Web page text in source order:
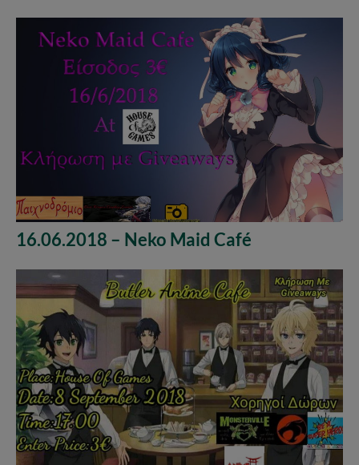
16.06.2018 – Neko Maid Café